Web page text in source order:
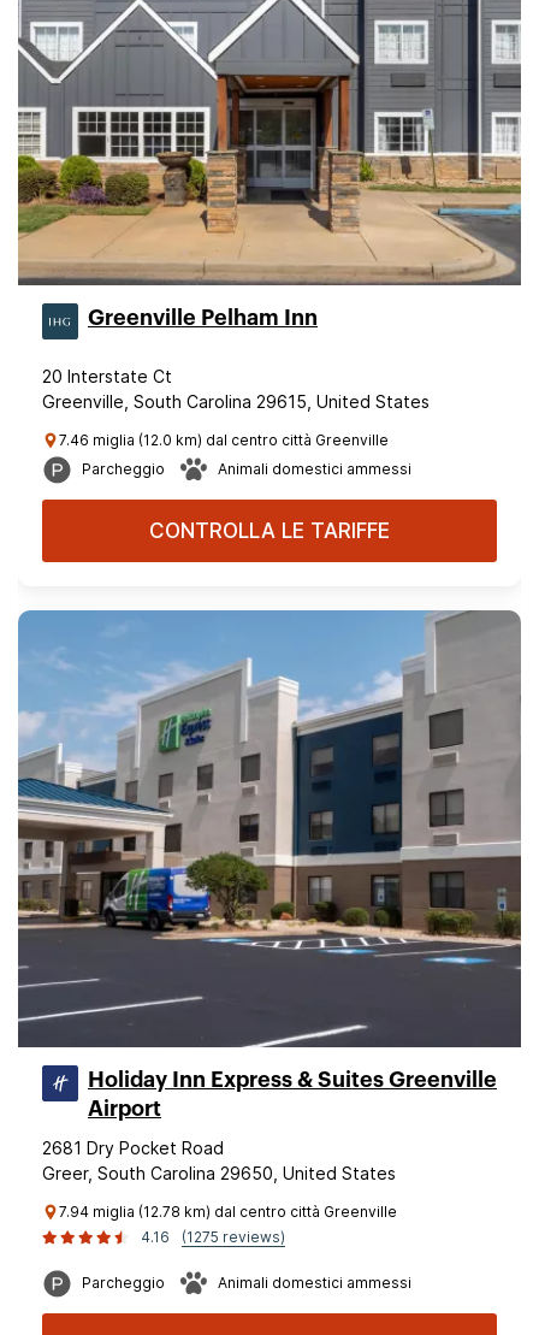
Greenville Pelham Inn
20 Interstate Ct
Greenville, South Carolina 29615, United States
7.46 miglia (12.0 km) dal centro città Greenville
Parcheggio
Animali domestici ammessi
CONTROLLA LE TARIFFE
Holiday Inn Express & Suites Greenville
Airport
2681 Dry Pocket Road
Greer, South Carolina 29650, United States
7.94 miglia (12.78 km) dal centro città Greenville
4.16
(1275 reviews)
Parcheggio Animali domestici ammessi